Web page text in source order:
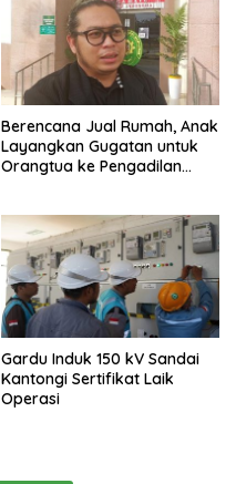
Berencana Jual Rumah, Anak
Layangkan Gugatan untuk
Orangtua ke Pengadilan
Gardu Induk 150 kV Sandai
Kantongi Sertifikat Laik
Operasi